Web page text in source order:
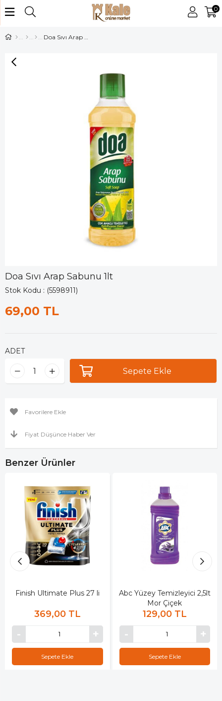
0
Doa Sıvı Arap Sabunu 1lt
Doa Sıvı Arap Sabunu 1lt
Stok Kodu (5598911)
69,00 TL
ADET
Favorilere Ekle
Fiyat Düşünce Haber Ver
Benzer Ürünler
Finish Ultimate Plus 27 li
369,00 TL
Sepete Ekle
Abc Yüzey Temizleyici 2,5lt
Mor Çiçek
129,00 TL
Sepete Ekle